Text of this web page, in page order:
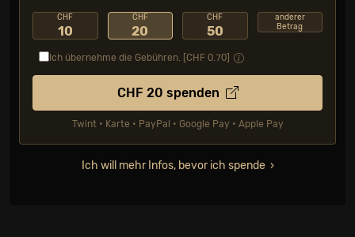
CHF
10
CHF
20
CHF
50
anderer
Betrag
Ich übernehme die Gebühren. [CHF 0.70]
CHF 20 spenden
Twint • Karte • PayPal • Google Pay • Apple Pay
Ich will mehr Infos, bevor ich spende